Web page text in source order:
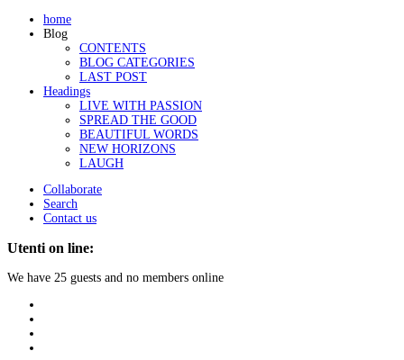
home
Blog
CONTENTS
BLOG CATEGORIES
LAST POST
Headings
LIVE WITH PASSION
SPREAD THE GOOD
BEAUTIFUL WORDS
NEW HORIZONS
LAUGH
Collaborate
Search
Contact us
Utenti on line:
We have 25 guests and no members online